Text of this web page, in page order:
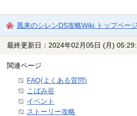
風来のシレンDS攻略Wiki トップペー
最終更新日：2024年02月05日 (月)
関連ページ
FAQ(よくある質問)
こばみ谷
イベント
ストーリー攻略